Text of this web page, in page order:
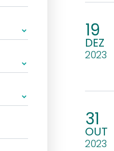
19
DEZ
2023
31
OUT
2023